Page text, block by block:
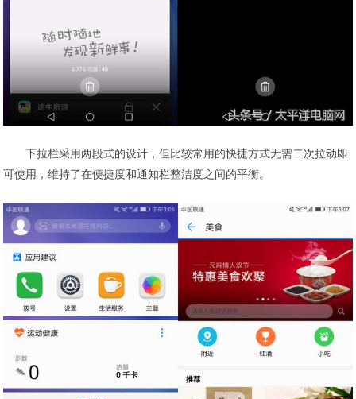
下拉栏采用两段式的设计，但比较常用的快捷方式无需二次拉动即
可使用，维持了在便捷度和通知栏整洁度之间的平衡。